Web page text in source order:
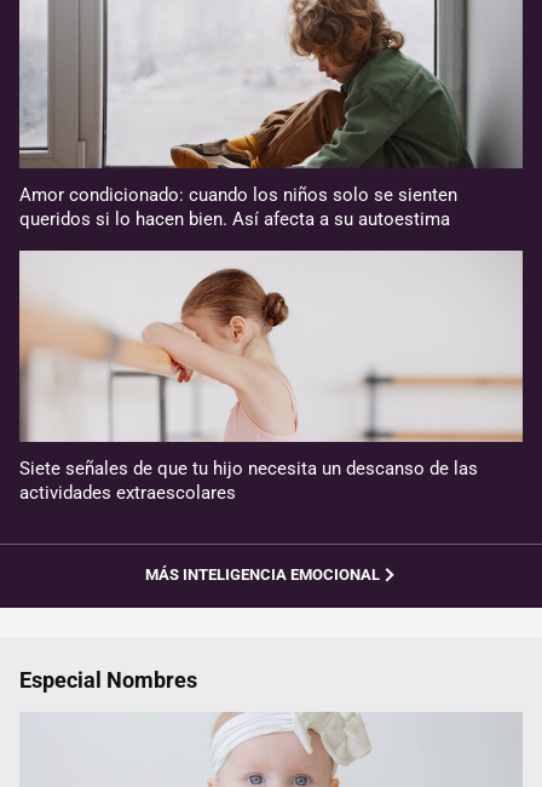
Amor condicionado: cuando los niños solo se sienten
queridos si lo hacen bien. Así afecta a su autoestima
Siete señales de que tu hijo necesita un descanso de las
actividades extraescolares
MÁS INTELIGENCIA EMOCIONAL
Especial Nombres